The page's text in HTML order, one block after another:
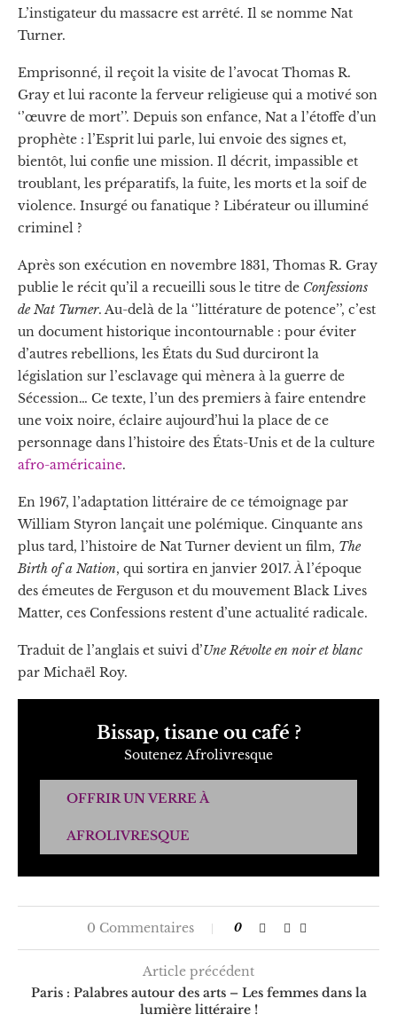
L’instigateur du massacre est arrêté. Il se nomme Nat
Turner.
Emprisonné, il reçoit la visite de l’avocat Thomas R.
Gray et lui raconte la ferveur religieuse qui a motivé son
‘’œuvre de mort’’. Depuis son enfance, Nat a l’étoffe d’un
prophète : l’Esprit lui parle, lui envoie des signes et,
bientôt, lui confie une mission. Il décrit, impassible et
troublant, les préparatifs, la fuite, les morts et la soif de
violence. Insurgé ou fanatique ? Libérateur ou illuminé
criminel ?
Après son exécution en novembre 1831, Thomas R. Gray
publie le récit qu’il a recueilli sous le titre de Confessions
de Nat Turner. Au-delà de la ‘’littérature de potence’’, c’est
un document historique incontournable : pour éviter
d’autres rebellions, les États du Sud durciront la
législation sur l’esclavage qui mènera à la guerre de
Sécession… Ce texte, l’un des premiers à faire entendre
une voix noire, éclaire aujourd’hui la place de ce
personnage dans l’histoire des États-Unis et de la culture
afro-américaine.
En 1967, l’adaptation littéraire de ce témoignage par
William Styron lançait une polémique. Cinquante ans
plus tard, l’histoire de Nat Turner devient un film, The
Birth of a Nation, qui sortira en janvier 2017. À l’époque
des émeutes de Ferguson et du mouvement Black Lives
Matter, ces Confessions restent d’une actualité radicale.
Traduit de l’anglais et suivi d’Une Révolte en noir et blanc
par Michaël Roy.
Bissap, tisane ou café ?
Soutenez Afrolivresque
OFFRIR UN VERRE À
AFROLIVRESQUE
0 Commentaires 0
Article précédent
Paris : Palabres autour des arts – Les femmes dans la
lumière littéraire !